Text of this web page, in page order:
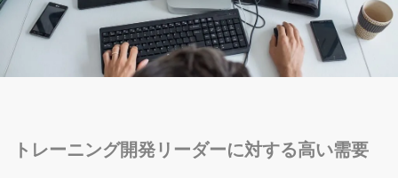
トレーニング開発リーダーに対する高い需要